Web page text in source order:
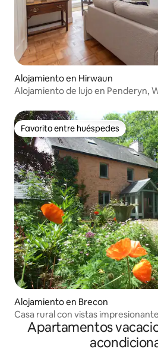
Alojamiento en Hirwaun
Alojamiento de lujo en Penderyn,
Favorito entre huéspedes
Favorito entre huéspedes
Alojamiento en Brecon
Casa rural con vistas
Apartamentos